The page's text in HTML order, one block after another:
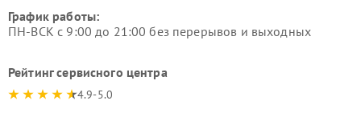
График работы:
ПН-ВСК с 9:00 до 21:00 без перерывов и выходных
Рейтинг сервисного центра
4.9-5.0